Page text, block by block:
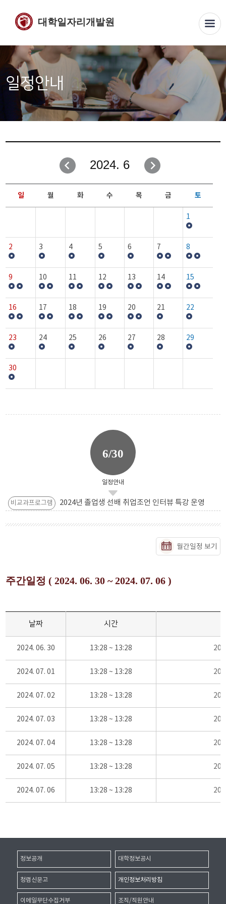
대학일자리개발원
일정안내
2024. 6
일 월 화 수 목 금 토
1
2 3 4 5 6 7 8
9 10 11 12 13 14 15
16 17 18 19 20 21 22
23 24 25 26 27 28 29
30
6/30
일정안내
비교과프로그램 2024년 졸업생 선배 취업조언 인터뷰 특강 운영
월간일정 보기
주간일정 ( 2024. 06. 30 ~ 2024. 07. 06 )
날짜 시간
2024. 06. 30 13:28 ~ 13:28
2024. 07. 01 13:28 ~ 13:28
2024. 07. 02 13:28 ~ 13:28
2024. 07. 03 13:28 ~ 13:28
2024. 07. 04 13:28 ~ 13:28
2024. 07. 05 13:28 ~ 13:28
2024. 07. 06 13:28 ~ 13:28
정보공개 대학정보공시
청렴신문고 개인정보처리방침
이메일무단수집거부 조직/직원안내